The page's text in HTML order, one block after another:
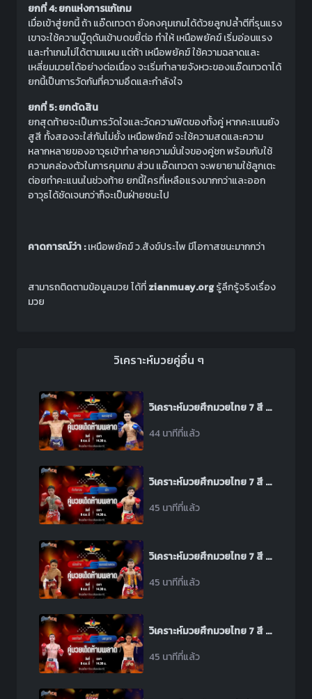
ยกที่ 4: ยกแห่งการแก้เกม
เมื่อเข้าสู่ยกนี้ ถ้า แอ๊ดเทวดา ยังคงคุมเกมได้ด้วยลูกปล้ำตีที่รุนแรง
เขาจะใช้ความบู๊ดุดันเข้าบดขยี้ต่อ ทำให้ เหนือพยัคฆ์ เริ่มอ่อนแรง
และทำเกมไม่ได้ตามแผน แต่ถ้า เหนือพยัคฆ์ ใช้ความฉลาดและ
เหลี่ยมมวยได้อย่างต่อเนื่อง จะเริ่มทำลายจังหวะของแอ๊ดเทวดาได้
ยกนี้เป็นการวัดกันที่ความอึดและกำลังใจ
ยกที่ 5: ยกตัดสิน
ยกสุดท้ายจะเป็นการวัดใจและวัดความฟิตของทั้งคู่ หากคะแนนยัง
สูสี ทั้งสองจะใส่กันไม่ยั้ง เหนือพยัคฆ์ จะใช้ความสดและความ
หลากหลายของอาวุธเข้าทำลายความมั่นใจของคู่ชก พร้อมกับใช้
ความคล่องตัวในการคุมเกม ส่วน แอ๊ดเทวดา จะพยายามใช้ลูกเตะ
ต่อยทำคะแนนในช่วงท้าย ยกนี้ใครที่เหลือแรงมากกว่าและออก
อาวุธได้ชัดเจนกว่าก็จะเป็นฝ่ายชนะไป
คาดการณ์ว่า :เหนือพยัคฆ์ ว.สังข์ประไพ มีโอกาสชนะมากกว่า
สามารถติดตามข้อมูลมวย ได้ที่zianmuay.orgรู้ลึกรู้จริงเรื่อง
มวย
วิเคราะห์มวยคู่อื่น ๆ
วิเคราะห์มวยศึกมวยไทย 7 สี ระหว่าง สุดหล่อ ศิษย์ผู้ใหญ่เตี้ย พบ เพชรฤทธิ์ เหล่าโชคเจริญราชสีห์
44 นาทีที่แล้ว
วิเคราะห์มวยศึกมวยไทย 7 สี ระหว่าง ทับทิมทอง สจ.เล็กเมืองนนท์ พบ เป็ก ปตท.ทองทวี
45 นาทีที่แล้ว
วิเคราะห์มวยศึกมวยไทย 7 สี ระหว่าง เมืองช้าง ส.เดชะพันธ์ พบ เพชรเมืองทอง ส.พงษ์อมร
45 นาทีที่แล้ว
วิเคราะห์มวยศึกมวยไทย 7 สี ระหว่าง ยอดกัณฑ์ ช้างนครศรี พบ มอญขาว ซีเมนต์ดี
45 นาทีที่แล้ว